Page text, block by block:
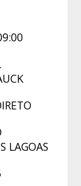
LAGOAS